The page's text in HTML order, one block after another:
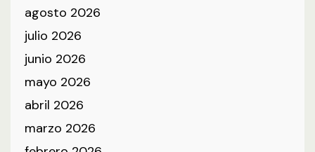
agosto 2026
julio 2026
junio 2026
mayo 2026
abril 2026
marzo 2026